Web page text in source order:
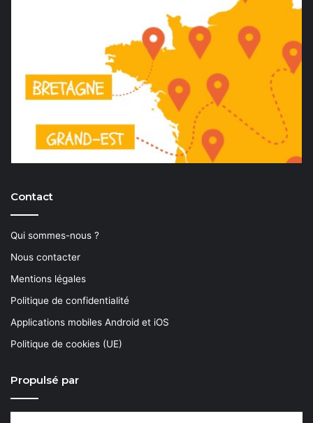
Contact
Qui sommes-nous ?
Nous contacter
Mentions légales
Politique de confidentialité
Applications mobiles Android et iOS
Politique de cookies (UE)
Propulsé par